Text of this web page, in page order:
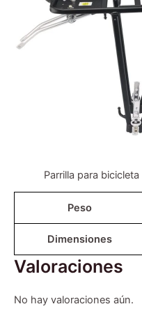
Parrilla para
Peso
Dimensiones
Valoraciones
No hay valoraciones aún.